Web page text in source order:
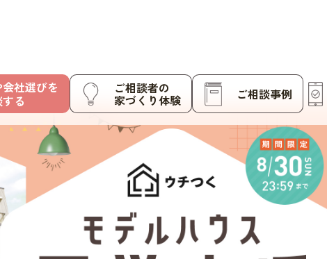
社選びを
る
ご相談者の
家づくり体験 ご相談事例